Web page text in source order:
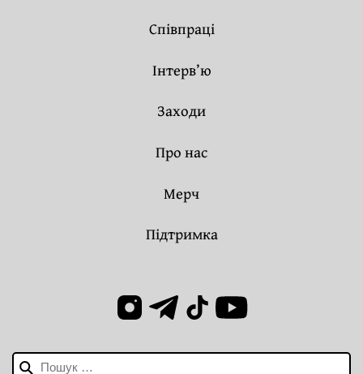
Пошук:
Співпраці
Інтерв’ю
Заходи
Про нас
Мерч
Підтримка